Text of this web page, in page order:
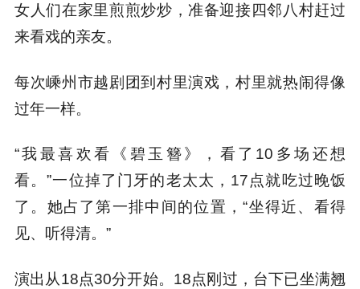
女人们在家里煎煎炒炒，准备迎接四邻八村赶过
来看戏的亲友。
每次嵊州市越剧团到村里演戏，村里就热闹得像
过年一样。
“我最喜欢看《碧玉簪》，看了10多场还想
看。”一位掉了门牙的老太太，17点就吃过晚饭
了。她占了第一排中间的位置，“坐得近、看得
见、听得清。”
演出从18点30分开始。18点刚过，台下已坐满翘